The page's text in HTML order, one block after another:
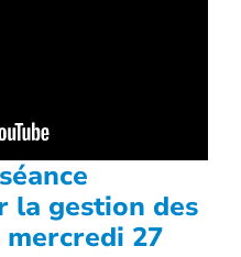
la gestion des
27